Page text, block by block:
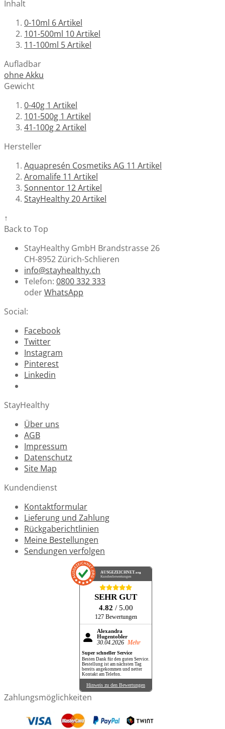
Inhalt
0-10ml 6Artikel
101-500ml 10Artikel
11-100ml 5Artikel
Aufladbar
ohne Akku
Gewicht
0-40g 1 Artikel
101-500g 1 Artikel
41-100g2Artikel
Hersteller
Aquapresén Cosmetiks AG 11 Artikel
Aromalife 11 Artikel
Sonnentor 12Artikel
StayHealthy20Artikel
↑
Back to Top
StayHealthy GmbH Brandstrasse 26
CH-8952 Zürich-Schlieren
info@stayhealthy.ch
Telefon: 0800 332 333
oderWhatsApp
Social:
Facebook
Twitter
Instagram
Pinterest
Linkedin
StayHealthy
Über uns
AGB
Impressum
Datenschutz
Site Map
Kundendienst
Kontaktformular
Lieferung und Zahlung
Rückgaberichtlinien
Meine Bestellungen
Sendungen verfolgen
AUSGEZEICHNET .org
Kundenbewertungen
SEHR GUT
4.82 / 5.00
127 Bewertungen
Alexandra
Hugentobler
30.04.2026 Mehr
Super schneller Service
Besten Dank für den guten Service.
Bestellung ist am nächsten Tag
bereits angekommen und netter
Kontakt am Telefon.
Hinweis zu den Bewertungen
Zahlungsmöglichkeiten